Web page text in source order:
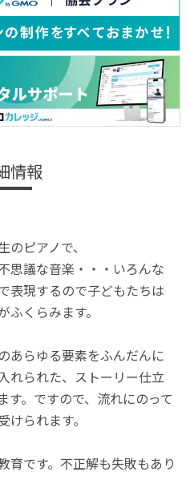
情報
ピアノで、
思議な音楽・・・いろんな
表現するので子どもたちは
くらみます。
あらゆる要素をふんだんに
れられた、ストーリー仕立
す。ですので、流れにのって
られます。
育です。不正解も失敗もあり